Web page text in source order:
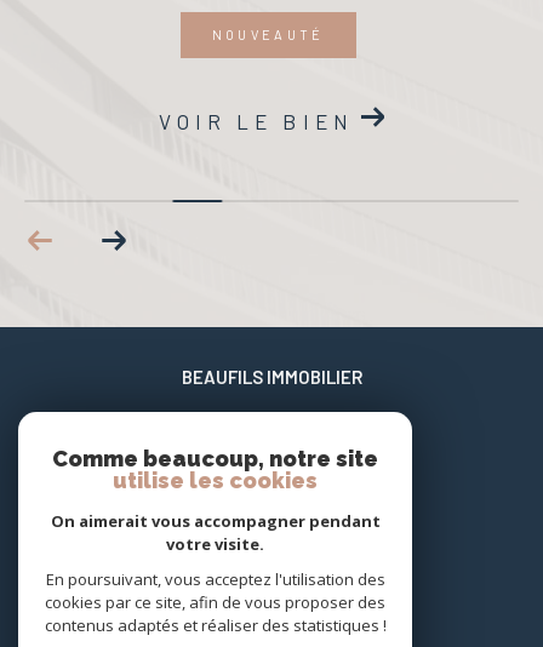
NOUVEAUTÉ
VOIR LE BIEN
BEAUFILS IMMOBILIER
xavier@beaufils-patrimoine.fr
658 enclos des jasmins Carnon Plage
34130 mauguio
NOUS SUIVRE SUR
Comme beaucoup, notre site
utilise les cookies
On aimerait vous accompagner pendant
votre visite.
En poursuivant, vous acceptez l'utilisation des
cookies par ce site, afin de vous proposer des
contenus adaptés et réaliser des statistiques !